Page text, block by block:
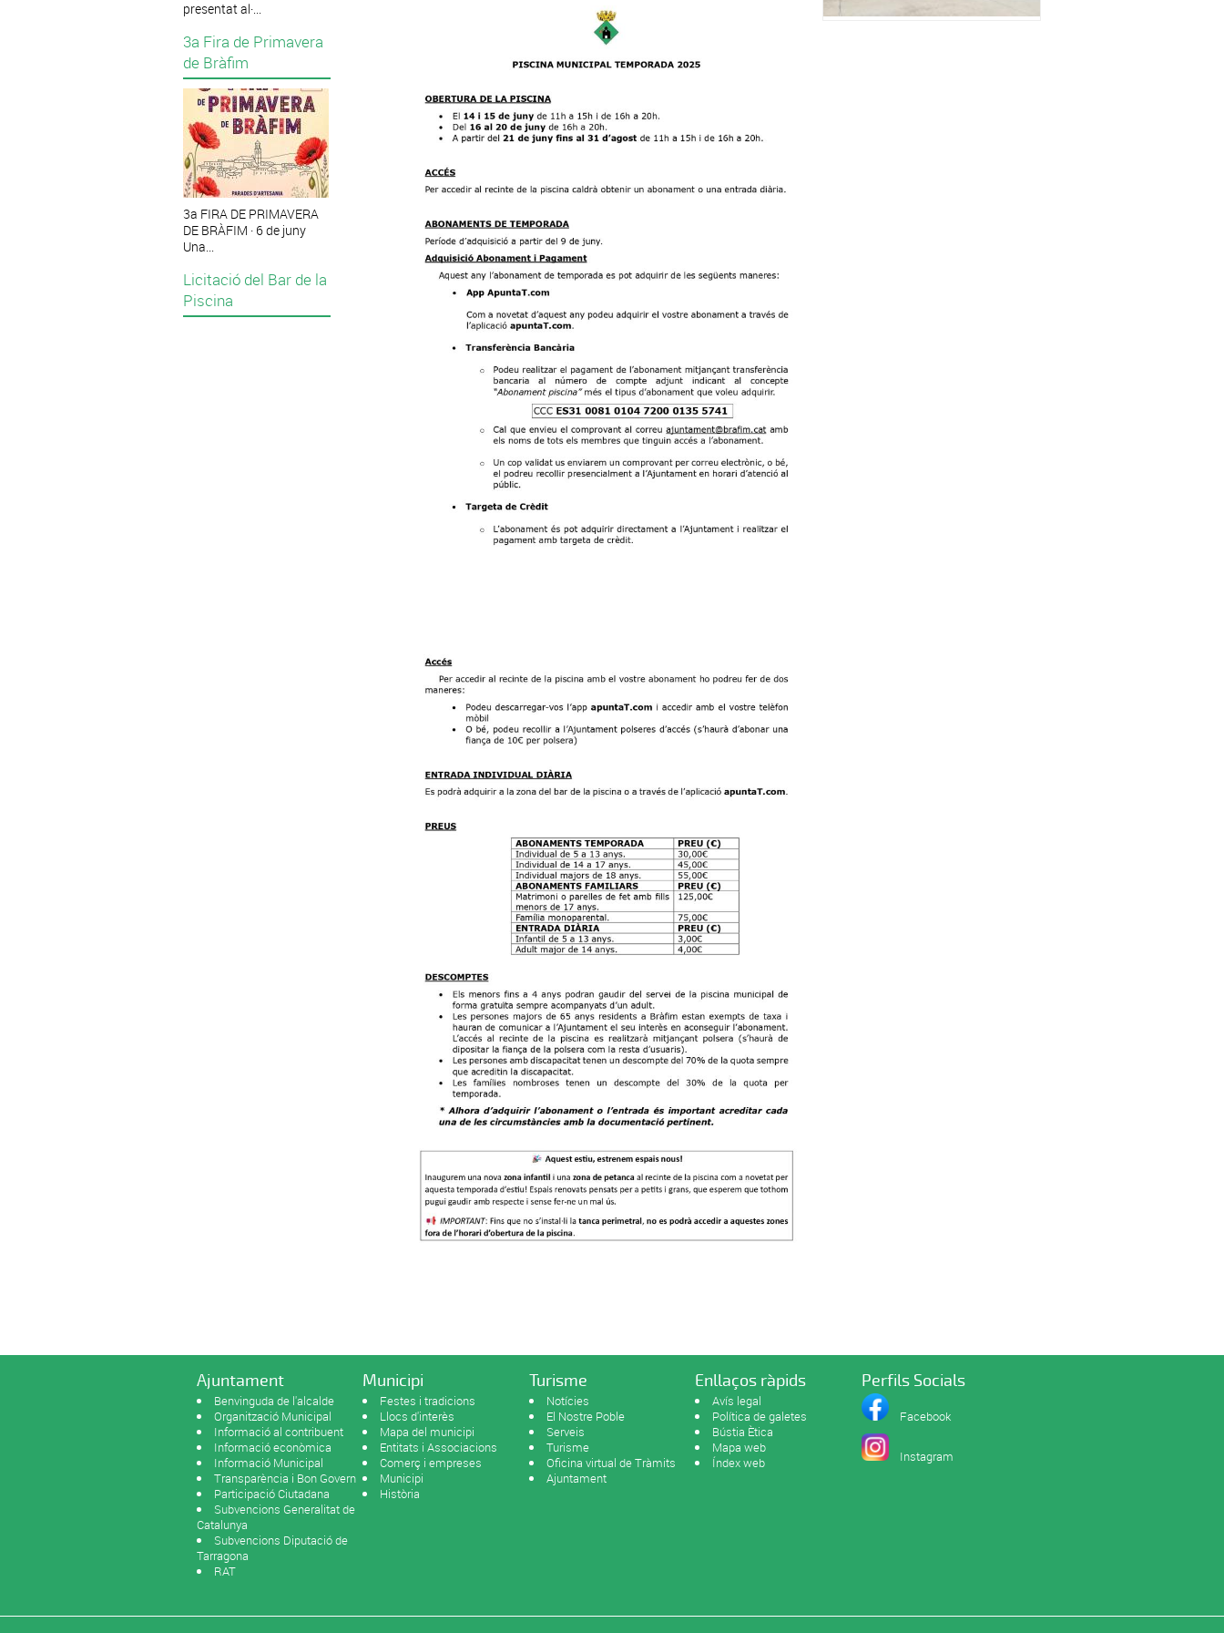
presentat al·...
3a Fira de Primavera
de Bràfim
3a FIRA DE PRIMAVERA
DE BRÀFIM · 6 de juny
Una...
Licitació del Bar de la
Piscina
Ajuntament
Benvinguda de l'alcalde
Organització Municipal
Informació al contribuent
Informació econòmica
Informació Municipal
Transparència i Bon Govern
Participació Ciutadana
Subvencions Generalitat de
Catalunya
Subvencions Diputació de
Tarragona
RAT
Municipi
Festes i tradicions
Llocs d'interès
Mapa del municipi
Entitats i Associacions
Comerç i empreses
Municipi
Història
Turisme
Notícies
El Nostre Poble
Serveis
Turisme
Oficina virtual de Tràmits
Ajuntament
Enllaços ràpids
Avís legal
Política de galetes
Bústia Ètica
Mapa web
Índex web
Perfils Socials
Facebook
Instagram